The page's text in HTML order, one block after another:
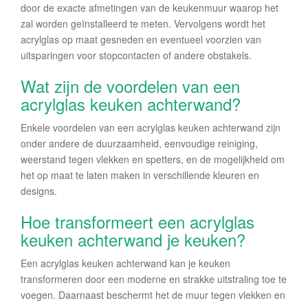
door de exacte afmetingen van de keukenmuur waarop het
zal worden geïnstalleerd te meten. Vervolgens wordt het
acrylglas op maat gesneden en eventueel voorzien van
uitsparingen voor stopcontacten of andere obstakels.
Wat zijn de voordelen van een
acrylglas keuken achterwand?
Enkele voordelen van een acrylglas keuken achterwand zijn
onder andere de duurzaamheid, eenvoudige reiniging,
weerstand tegen vlekken en spetters, en de mogelijkheid om
het op maat te laten maken in verschillende kleuren en
designs.
Hoe transformeert een acrylglas
keuken achterwand je keuken?
Een acrylglas keuken achterwand kan je keuken
transformeren door een moderne en strakke uitstraling toe te
voegen. Daarnaast beschermt het de muur tegen vlekken en